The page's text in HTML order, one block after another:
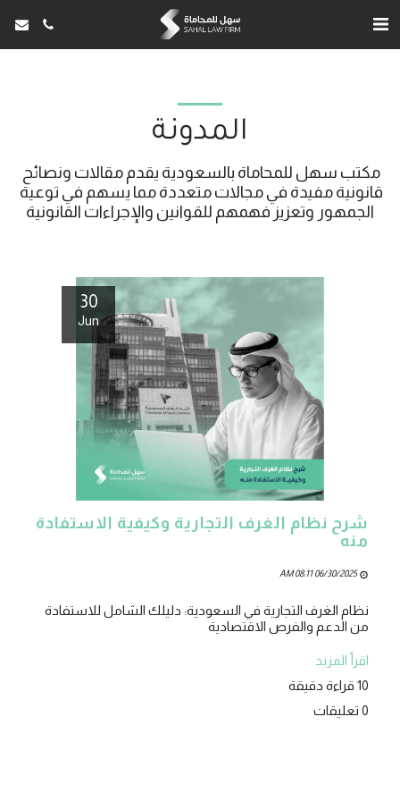
المدونة
الجمهور وتعزيز فهمهم للقوانين والإجراءات القانونية
30
Jun
شرح نظام الغرف التجارية وكيفية الاستفادة
منه
06/30/2025 08:11 AM
نظام الغرف التجارية في السعودية: دليلك الشامل للاستفادة
من الدعم والفرص الاقتصادية
اقرأ المزيد
10 قراءة دقيقة
0 تعليقات